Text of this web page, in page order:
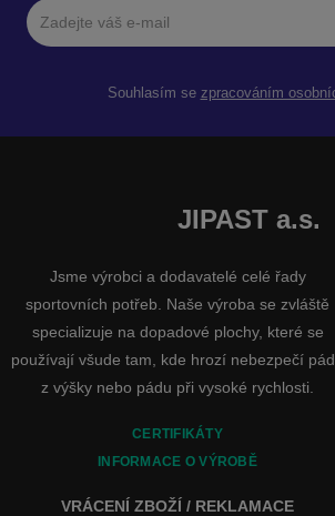
Souhlasím se zpracováním
JIPAST a.s.
Jsme výrobci a dodavatelé celé řady
sportovních potřeb. Naše výroba se zvláště
specializuje na dopadové plochy, které se
používají všude tam, kde hrozí nebezpečí
z výšky nebo pádu při vysoké rychlosti.
CERTIFIKÁTY
INFORMACE O VÝROBĚ
VRÁCENÍ ZBOŽÍ / REKLAMACE